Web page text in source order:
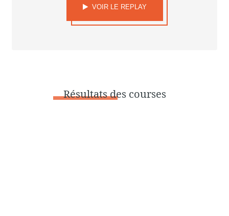
VOIR LE REPLAY
Résultatsdes courses